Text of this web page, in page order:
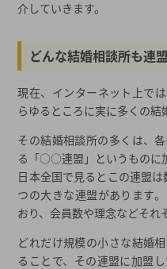
介していきます。
どんな結婚相談所も連
現在、インターネット上で
らゆるところに実に多くの結
その結婚相談所の多くは、
る「○○連盟」というものに
日本全国で見るとこの連盟
つの大きな連盟があります
おり、会員数や理念などそれ
どれだけ規模の小さな結婚
ることで、その連盟に加盟